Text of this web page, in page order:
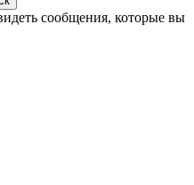
сообщения, которые вы